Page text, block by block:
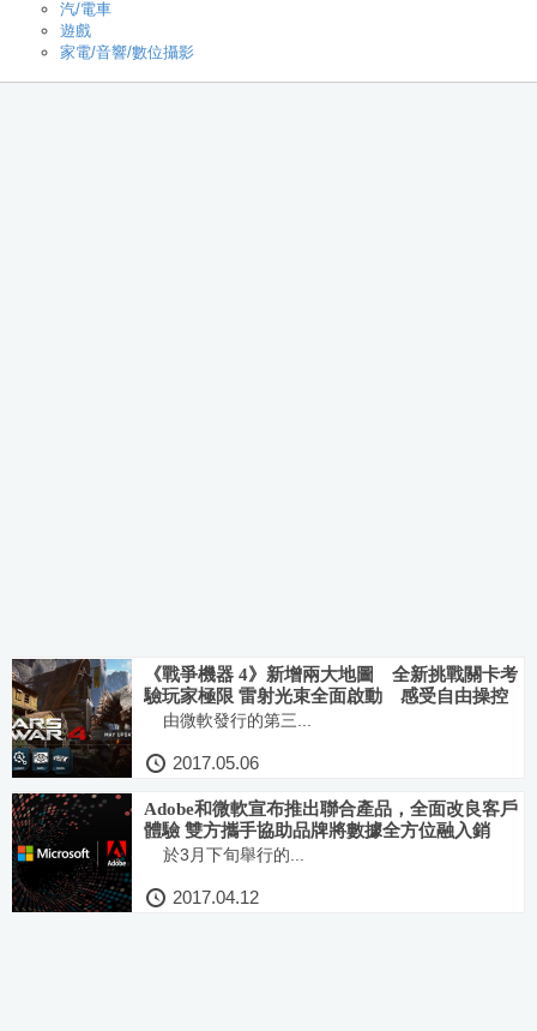
汽/電車
遊戲
家電/音響/數位攝影
《戰爭機器 4》新增兩大地圖 全新挑戰關卡考
驗玩家極限 雷射光束全面啟動 感受自由操控
的射擊快感
由微軟發行的第三...
2017.05.06
Adobe和微軟宣布推出聯合產品，全面改良客戶
體驗 雙方攜手協助品牌將數據全方位融入銷
售、市場行銷與服務
於3月下旬舉行的...
2017.04.12